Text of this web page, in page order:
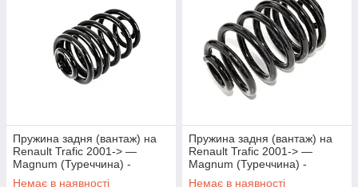
Пружина задня (вантаж) на
Renault Trafic 2001-> —
Magnum (Туреччина) -
SX173MT
Немає в наявності
Пружина задня (вантаж) на
Renault Trafic 2001-> —
Magnum (Туреччина) -
SX174MT
Немає в наявності